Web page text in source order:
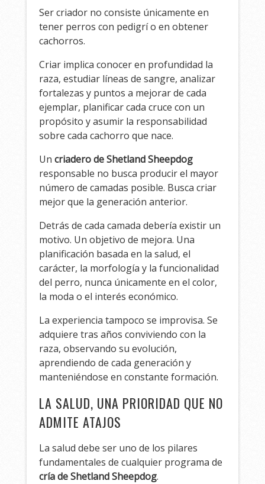
Ser criador no consiste únicamente en
tener perros con pedigrí o en obtener
cachorros.
Criar implica conocer en profundidad la
raza, estudiar líneas de sangre, analizar
fortalezas y puntos a mejorar de cada
ejemplar, planificar cada cruce con un
propósito y asumir la responsabilidad
sobre cada cachorro que nace.
Uncriadero de Shetland Sheepdog
responsable no busca producir el mayor
número de camadas posible. Busca criar
mejor que la generación anterior.
Detrás de cada camada debería existir un
motivo. Un objetivo de mejora. Una
planificación basada en la salud, el
carácter, la morfología y la funcionalidad
del perro, nunca únicamente en el color,
la moda o el interés económico.
La experiencia tampoco se improvisa. Se
adquiere tras años conviviendo con la
raza, observando su evolución,
aprendiendo de cada generación y
manteniéndose en constante formación.
LA SALUD, UNA PRIORIDAD QUE NO
ADMITE ATAJOS
La salud debe ser uno de los pilares
fundamentales de cualquier programa de
cría de Shetland Sheepdog.